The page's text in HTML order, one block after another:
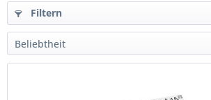
Filtern